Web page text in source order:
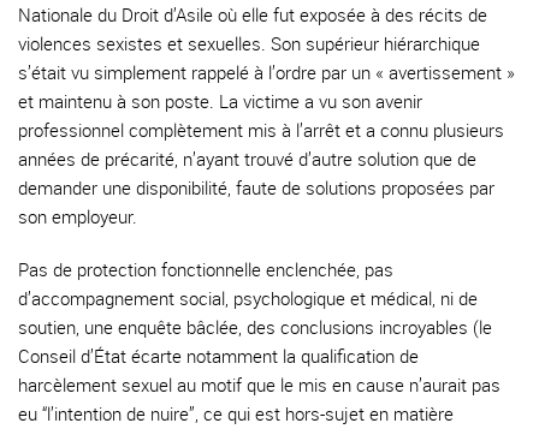
Nationale du Droit d’Asile où elle fut exposée à des récits de
violences sexistes et sexuelles. Son supérieur hiérarchique
s’était vu simplement rappelé à l’ordre par un « avertissement »
et maintenu à son poste. La victime a vu son avenir
professionnel complètement mis à l’arrêt et a connu plusieurs
années de précarité, n’ayant trouvé d’autre solution que de
demander une disponibilité, faute de solutions proposées par
son employeur.
Pas de protection fonctionnelle enclenchée, pas
d’accompagnement social, psychologique et médical, ni de
soutien, une enquête bâclée, des conclusions incroyables (le
Conseil d’État écarte notamment la qualification de
harcèlement sexuel au motif que le mis en cause n’aurait pas
eu “l’intention de nuire”, ce qui est hors-sujet en matière